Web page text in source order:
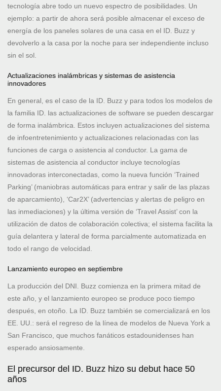
tecnología abre todo un nuevo espectro de posibilidades. Un
ejemplo: a partir de ahora será posible almacenar el exceso de
energía de los paneles solares de una casa en el ID. Buzz y
devolverlo a la casa por la noche para ser independiente incluso
sin el sol.
Actualizaciones inalámbricas y sistemas de asistencia
innovadores
En general, es el caso de la ID. Buzz y para todos los modelos de
la familia ID. las actualizaciones de software se pueden descargar
de forma inalámbrica. Estos incluyen actualizaciones del sistema
de infoentretenimiento y actualizaciones relacionadas con las
funciones de carga o asistencia al conductor. La gama de
sistemas de asistencia al conductor incluye tecnologías
innovadoras interconectadas, como la nueva función ‘Trained
Parking’ (maniobras automáticas para entrar y salir de las plazas
de aparcamiento), ‘Car2X’ (advertencias y alertas de peligro en
las inmediaciones) y la última versión de ‘Travel Assist’ con la
utilización de datos de colaboración colectiva; el sistema facilita la
guía delantera y lateral de forma parcialmente automatizada en
todo el rango de velocidad.
Lanzamiento europeo en septiembre
La producción del DNI. Buzz comienza en la primera mitad de
este año, y el lanzamiento europeo se produce poco tiempo
después, en otoño. La ID. Buzz también se comercializará en los
EE. UU.: será el regreso de la línea de modelos de Nueva York a
San Francisco, que muchos fanáticos estadounidenses han
esperado ansiosamente.
El precursor del ID. Buzz hizo su debut hace 50
años